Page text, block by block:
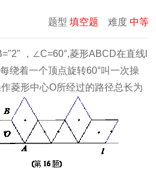
题型 填空题 难度 中等
，∠C=60°,菱形ABCD在直线l
绕着一个顶点旋转60°叫一次操
菱形中心O所经过的路径总长为